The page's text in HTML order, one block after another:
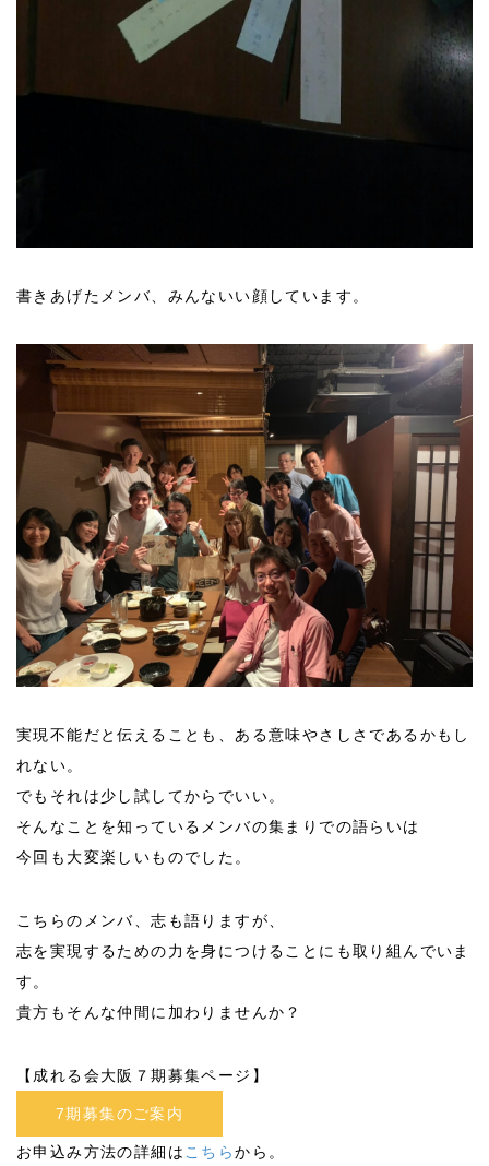
書きあげたメンバ、みんないい顔しています。
実現不能だと伝えることも、ある意味やさしさであるかもし
れない。
でもそれは少し試してからでいい。
そんなことを知っているメンバの集まりでの語らいは
今回も大変楽しいものでした。
こちらのメンバ、志も語りますが、
志を実現するための力を身につけることにも取り組んでいま
す。
貴方もそんな仲間に加わりませんか？
【成れる会大阪７期募集ページ】
7期募集のご案内
お申込み方法の詳細は こちらから。